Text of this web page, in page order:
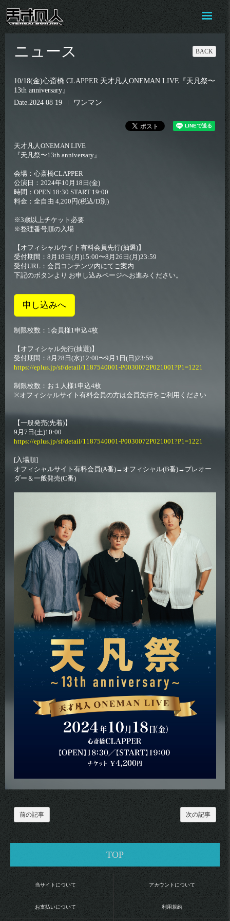
ニュース BACK
10/18(金)心斎橋 CLAPPER 天才凡人ONEMAN LIVE『天凡祭〜
13th anniversary』
Date 2024 08 19 ワンマン
天才凡人ONEMAN LIVE
『天凡祭〜13th anniversary』
会場：心斎橋CLAPPER
公演日：2024年10月18日(金)
時間：OPEN 18:30 START 19:00
料金：全自由 4,200円(税込/D別)
※3歳以上チケット必要
※整理番号順の入場
【オフィシャルサイト有料会員先行(抽選)】
受付期間：8月19日(月)15:00〜8月26日(月)23:59
受付URL：会員コンテンツ内にてご案内
下記のボタンより お申し込みページへお進みください。
制限枚数：1会員様1申込4枚
【オフィシャル先行(抽選)】
受付期間：8月28日(水)12:00〜9月1日(日)23:59
https://eplus.jp/sf/detail/1187540001-P0030072P021001?P1=1221
制限枚数：お１人様1申込4枚
※オフィシャルサイト有料会員の方は会員先行をご利用ください
【一般発売(先着)】
9月7日(土)10:00
https://eplus.jp/sf/detail/1187540001-P0030072P021001?P1=1221
[入場順]
オフィシャルサイト有料会員(A番)→オフィシャル(B番)→プレオー
ダー＆一般発売(C番)
次の記事
前の記事
TOP
当サイトについて アカウントについて
お支払いについて 利用規約